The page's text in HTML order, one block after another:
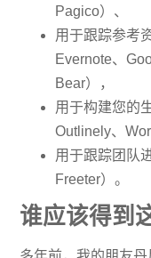
Pagico）、
用于跟踪参考
Evernote、
Bear），
用于构建您的
Outlinely、
用于跟踪团队
Freeter）。
谁应该得到